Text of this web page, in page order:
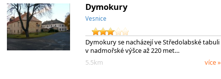
Dymokury
Vesnice
Dymokury se nacházejí ve Středolabské tabuli
v nadmořské výšce až 220 met…
5.5km
více »